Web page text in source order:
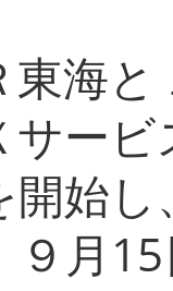
海と
サー
開始
９月